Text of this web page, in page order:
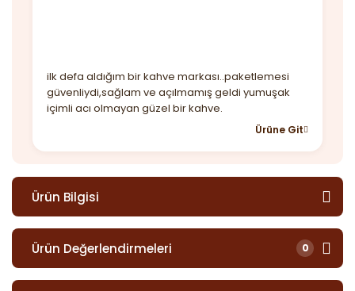
ilk defa aldığım bir kahve markası..paketlemesi
güvenliydi,sağlam ve açılmamış geldi yumuşak
içimli acı olmayan güzel bir kahve.
Ürüne Git
Ürün Bilgisi
Ürün Değerlendirmeleri 0